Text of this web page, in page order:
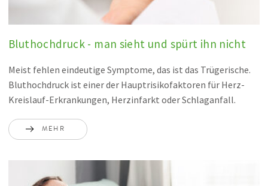
Bluthochdruck - man sieht und spürt ihn nicht
Meist fehlen eindeutige Symptome, das ist das Trügerische.
Bluthochdruck ist einer der Hauptrisikofaktoren für Herz-
Kreislauf-Erkrankungen, Herzinfarkt oder Schlaganfall.
MEHR